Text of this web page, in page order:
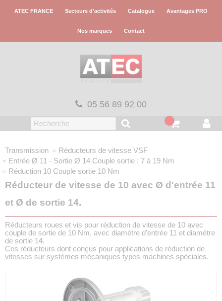
ATEC FRANCE Secteurs d'activités Catalogue Avantages PRO
Nos marques Contact
05 56 89 92 00
Transmission
Réducteurs de vitesse VSF
Entrée Ø 11 - Sortie Ø 14 Couple sortie : 7 à 19 Nm
Réduction 10 Couple sortie 10 Nm
Réducteur de vitesse de 10 avec Ø d'entrée 11
et Ø de sortie 14.
Réducteurs roues et vis pour réduction de vitesse de 10 avec
couple de sortie de 10 Nm, avec diamètre d'entrée 11 et diamètre
de sortie 14.
Ces réducteurs dont conçus pour applications de réduction de
vitesses sur systèmes mécaniques types machines spéciales.